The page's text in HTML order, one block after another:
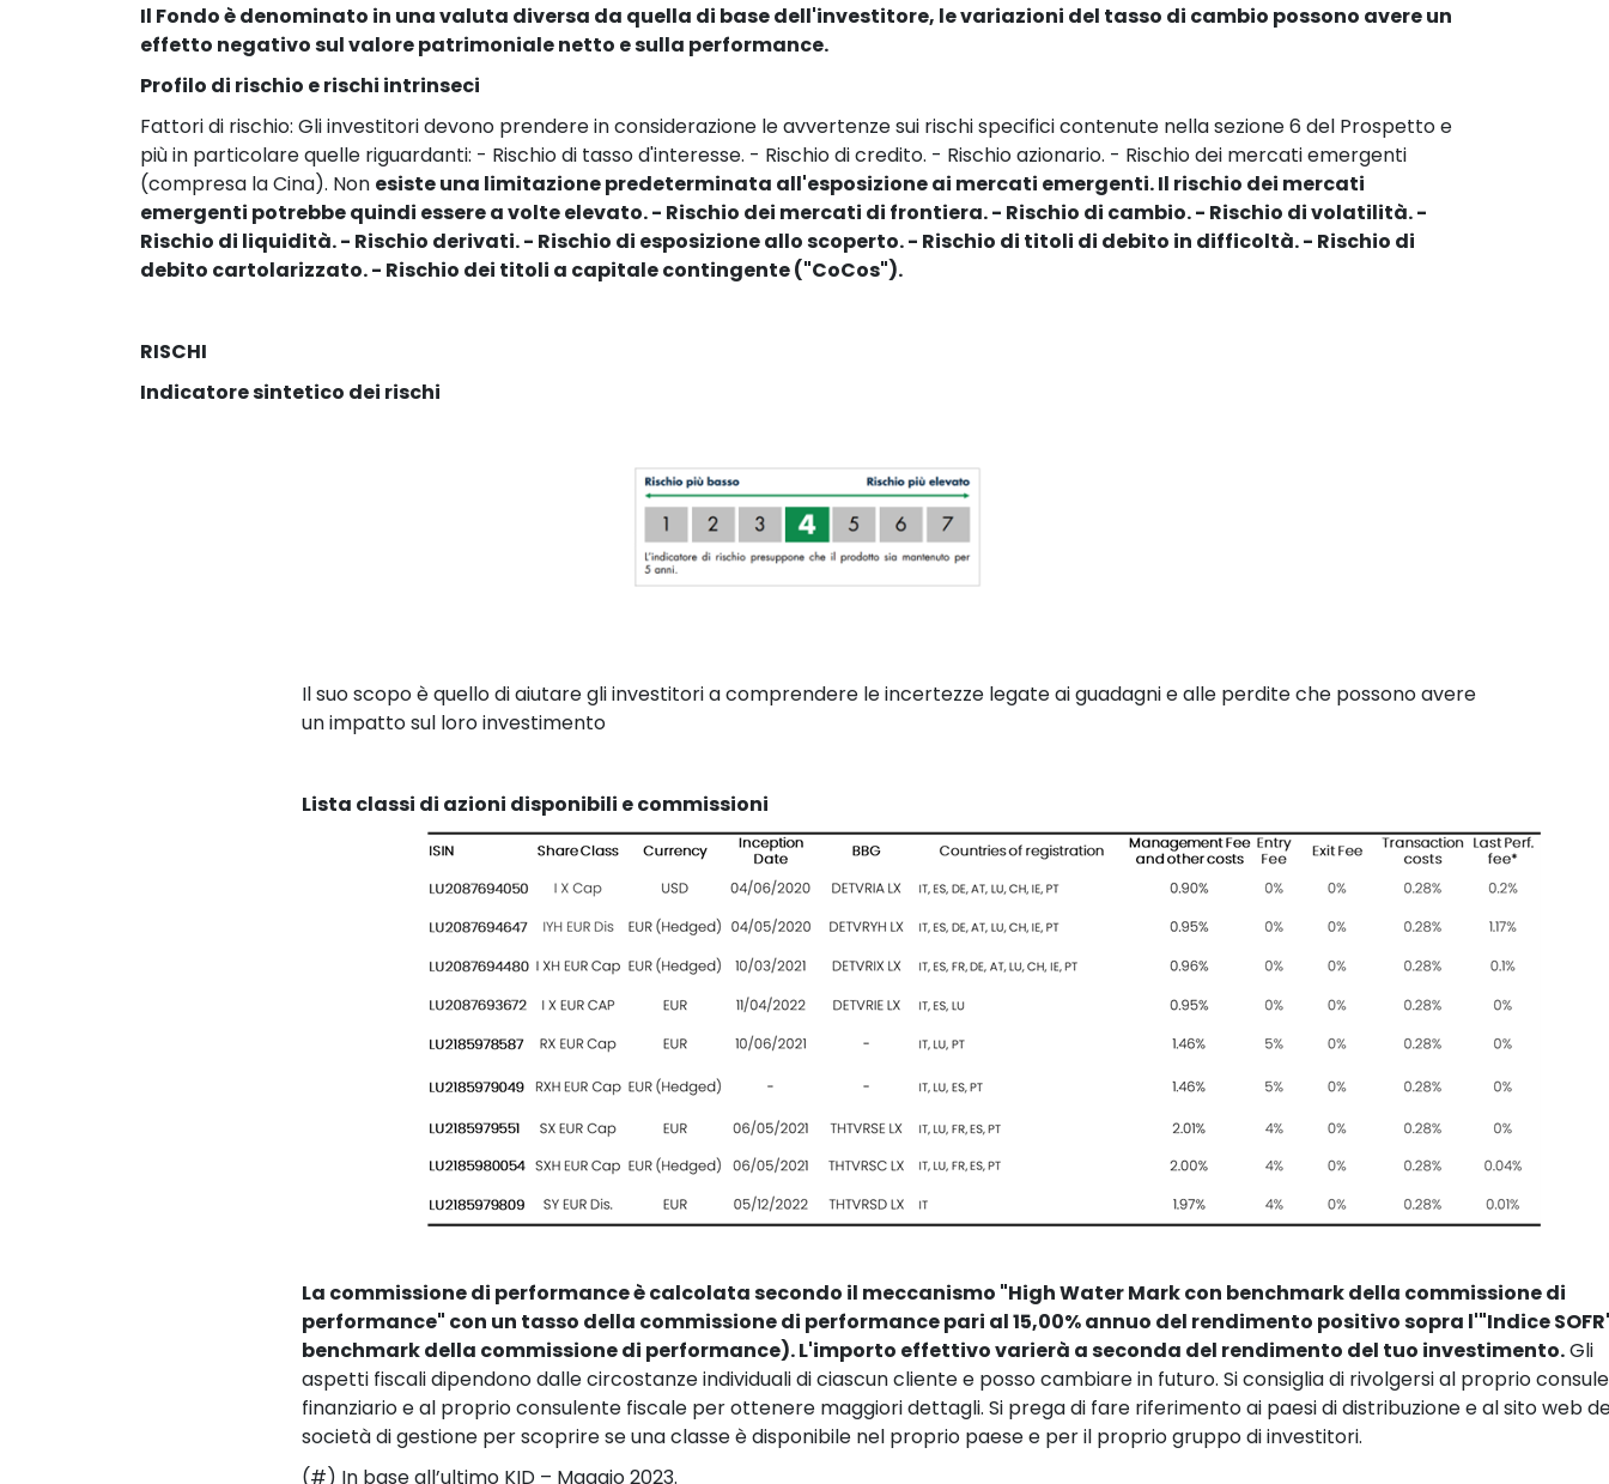
Il Fondo è denominato in una valuta diversa da quella di base dell'investitore, le variazioni del tasso di cambio possono avere un
effetto negativo sul valore patrimoniale netto e sulla performance.
Profilo di rischio e rischi intrinseci
Fattori di rischio: Gli investitori devono prendere in considerazione le avvertenze sui rischi specifici contenute nella sezione 6 del Prospetto e
più in particolare quelle riguardanti: - Rischio di tasso d'interesse. - Rischio di credito. - Rischio azionario. - Rischio dei mercati emergenti
(compresa la Cina). Non esiste una limitazione predeterminata all'esposizione ai mercati emergenti. Il rischio dei mercati
emergenti potrebbe quindi essere a volte elevato. - Rischio dei mercati di frontiera. - Rischio di cambio. - Rischio di volatilità. -
Rischio di liquidità. - Rischio derivati. - Rischio di esposizione allo scoperto. - Rischio di titoli di debito in difficoltà. - Rischio di
debito cartolarizzato. - Rischio dei titoli a capitale contingente ("CoCos").
RISCHI
Indicatore sintetico dei rischi
Il suo scopo è quello di aiutare gli investitori a comprendere le incertezze legate ai guadagni e alle perdite che possono avere
un impatto sul loro investimento
Lista classi di azioni disponibili e commissioni
La commissione di performance è calcolata secondo il meccanismo "High Water Mark con benchmark della commissione di
performance" con un tasso della commissione di performance pari al 15,00% annuo del rendimento positivo sopra l'"Indice
benchmark della commissione di performance). L'importo effettivo varierà a seconda del rendimento del tuo investimento. Gli
aspetti fiscali dipendono dalle circostanze individuali di ciascun cliente e posso cambiare in futuro. Si consiglia di rivolgersi al proprio
finanziario e al proprio consulente fiscale per ottenere maggiori dettagli. Si prega di fare riferimento ai paesi di distribuzione e al sito web
società di gestione per scoprire se una classe è disponibile nel proprio paese e per il proprio gruppo di investitori.
(#) In base all’ultimo KID – Maggio 2023.